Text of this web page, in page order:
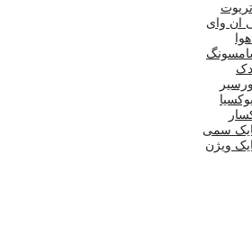
وای
سمی
ویژن